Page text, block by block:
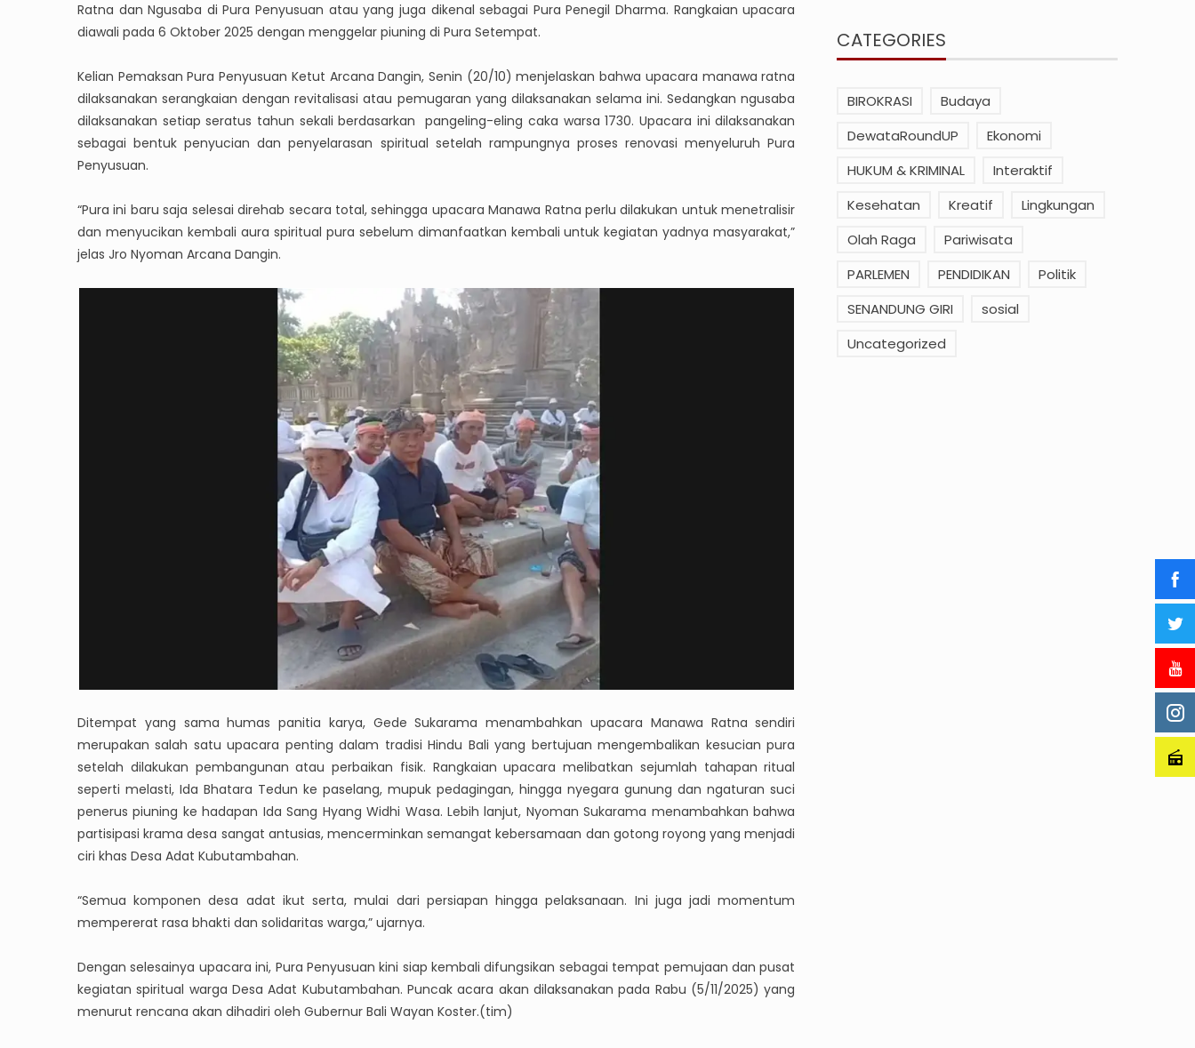
Ratna dan Ngusaba di Pura Penyusuan atau yang juga dikenal sebagai Pura Penegil Dharma. Rangkaian upacara
diawali pada 6 Oktober 2025 dengan menggelar piuning di Pura Setempat.
Kelian Pemaksan Pura Penyusuan Ketut Arcana Dangin, Senin (20/10) menjelaskan bahwa upacara manawa ratna
dilaksanakan serangkaian dengan revitalisasi atau pemugaran yang dilaksanakan selama ini. Sedangkan ngusaba
dilaksanakan setiap seratus tahun sekali berdasarkan pangeling-eling caka warsa 1730. Upacara ini dilaksanakan
sebagai bentuk penyucian dan penyelarasan spiritual setelah rampungnya proses renovasi menyeluruh Pura
Penyusuan.
“Pura ini baru saja selesai direhab secara total, sehingga upacara Manawa Ratna perlu dilakukan untuk menetralisir
dan menyucikan kembali aura spiritual pura sebelum dimanfaatkan kembali untuk kegiatan yadnya masyarakat,”
jelas Jro Nyoman Arcana Dangin.
Ditempat yang sama humas panitia karya, Gede Sukarama menambahkan upacara Manawa Ratna sendiri
merupakan salah satu upacara penting dalam tradisi Hindu Bali yang bertujuan mengembalikan kesucian pura
setelah dilakukan pembangunan atau perbaikan fisik. Rangkaian upacara melibatkan sejumlah tahapan ritual
seperti melasti, Ida Bhatara Tedun ke paselang, mupuk pedagingan, hingga nyegara gunung dan ngaturan suci
penerus piuning ke hadapan Ida Sang Hyang Widhi Wasa. Lebih lanjut, Nyoman Sukarama menambahkan bahwa
partisipasi krama desa sangat antusias, mencerminkan semangat kebersamaan dan gotong royong yang menjadi
ciri khas Desa Adat Kubutambahan.
“Semua komponen desa adat ikut serta, mulai dari persiapan hingga pelaksanaan. Ini juga jadi momentum
mempererat rasa bhakti dan solidaritas warga,” ujarnya.
Dengan selesainya upacara ini, Pura Penyusuan kini siap kembali difungsikan sebagai tempat pemujaan dan pusat
kegiatan spiritual warga Desa Adat Kubutambahan. Puncak acara akan dilaksanakan pada Rabu (5/11/2025) yang
menurut rencana akan dihadiri oleh Gubernur Bali Wayan Koster.(tim)
CATEGORIES
BIROKRASI
Budaya
DewataRoundUP
Ekonomi
HUKUM & KRIMINAL
Interaktif
Kesehatan
Kreatif
Lingkungan
Olah Raga
Pariwisata
PARLEMEN
PENDIDIKAN
Politik
SENANDUNG GIRI
sosial
Uncategorized